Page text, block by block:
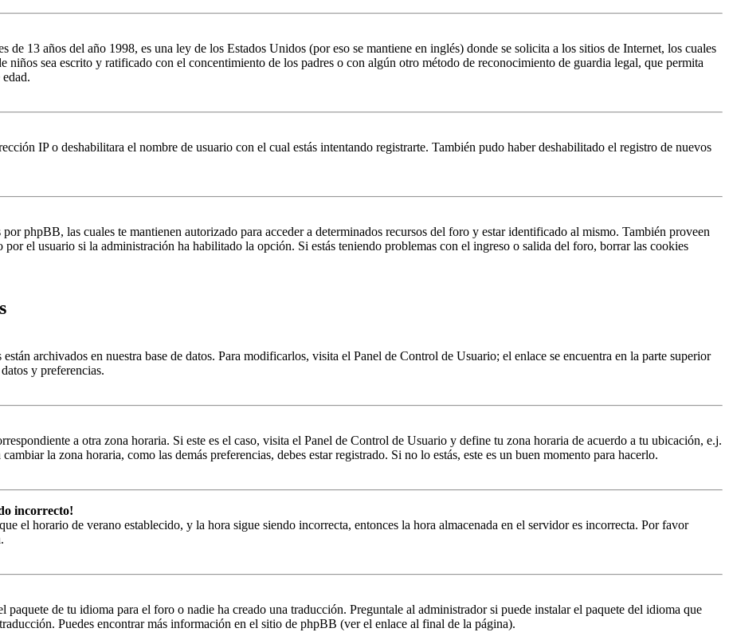
13 años del año 1998, es una ley de los Estados Unidos (por eso se mantiene en inglés) donde se solicita a los sitios de Internet, los cuales
niños sea escrito y ratificado con el concentimiento de los padres o con algún otro método de reconocimiento de guardia legal, que permita
IP o deshabilitara el nombre de usuario con el cual estás intentando registrarte. También pudo haber deshabilitado el registro de nuevos
phpBB, las cuales te mantienen autorizado para acceder a determinados recursos del foro y estar identificado al mismo. También proveen
el usuario si la administración ha habilitado la opción. Si estás teniendo problemas con el ingreso o salida del foro, borrar las cookies
archivados en nuestra base de datos. Para modificarlos, visita el Panel de Control de Usuario; el enlace se encuentra en la parte superior
y preferencias.
a otra zona horaria. Si este es el caso, visita el Panel de Control de Usuario y define tu zona horaria de acuerdo a tu ubicación, e.j.
la zona horaria, como las demás preferencias, debes estar registrado. Si no lo estás, este es un buen momento para hacerlo.
incorrecto!
el horario de verano establecido, y la hora sigue siendo incorrecta, entonces la hora almacenada en el servidor es incorrecta. Por favor
paquete de tu idioma para el foro o nadie ha creado una traducción. Preguntale al administrador si puede instalar el paquete del idioma que
Puedes encontrar más información en el sitio de phpBB (ver el enlace al final de la página).